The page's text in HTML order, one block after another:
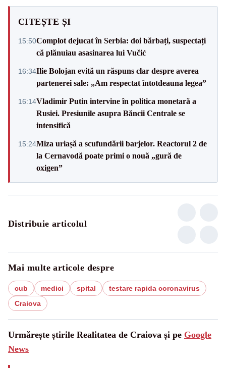
CITEȘTE ȘI
15:50Complot dejucat în Serbia: doi bărbați, suspectați
că plănuiau asasinarea lui Vučić
16:34Ilie Bolojan evită un răspuns clar despre averea
partenerei sale: „Am respectat întotdeauna legea”
16:14Vladimir Putin intervine în politica monetară a
Rusiei. Presiunile asupra Băncii Centrale se
intensifică
15:24Miza uriașă a scufundării barjelor. Reactorul 2 de
la Cernavodă poate primi o nouă „gură de
oxigen”
Distribuie articolul
Mai multe articole despre
cub medici spital
testare rapida coronavirus
Craiova
Urmărește știrile Realitatea de Craiova și pe Google
News